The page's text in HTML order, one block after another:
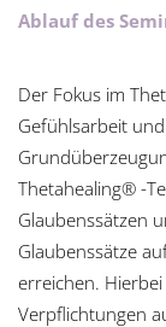
Ablauf des
Der Fokus im
Gefühlsarbeit
Thetahealing® -
Glaubenssätzen
Glaubenssätze
erreichen.
Verpflichtungen